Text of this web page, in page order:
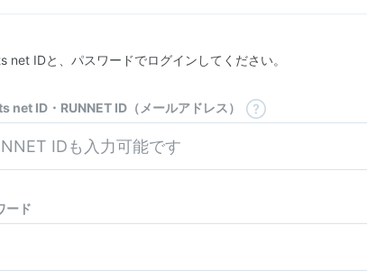
net IDと、パスワードでログインしてください。
net ID・RUNNET ID（メールアドレス）
ード